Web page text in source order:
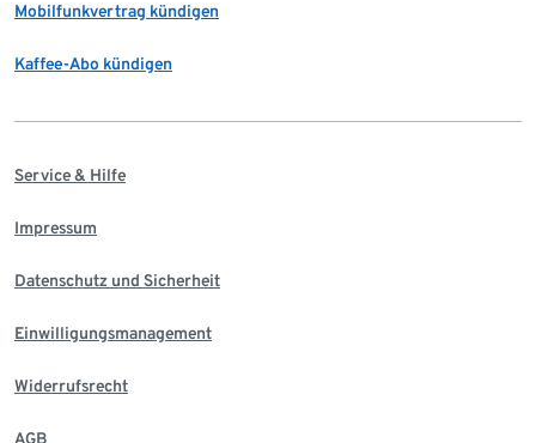
Mobilfunkvertrag kündigen
Kaffee-Abo kündigen
Service & Hilfe
Impressum
Datenschutz und Sicherheit
Einwilligungsmanagement
Widerrufsrecht
AGB